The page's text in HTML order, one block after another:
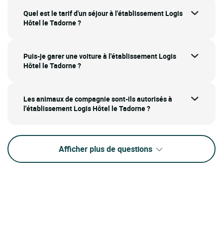
Quel est le tarif d'un séjour à l'établissement Logis
Hôtel le Tadorne ?
Puis-je garer une voiture à l'établissement Logis
Hôtel le Tadorne ?
Les animaux de compagnie sont-ils autorisés à
l'établissement Logis Hôtel le Tadorne ?
Afficher plus de questions